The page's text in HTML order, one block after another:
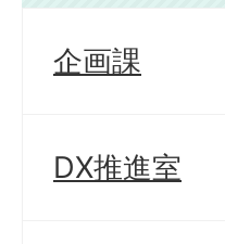
企画課
DX推進室